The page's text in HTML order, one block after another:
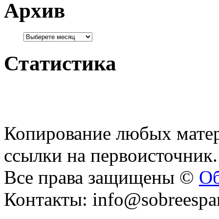
Архив
Статистика
Копирование любых
ссылки на первоисточник.
Все права защищены ©
Контакты: